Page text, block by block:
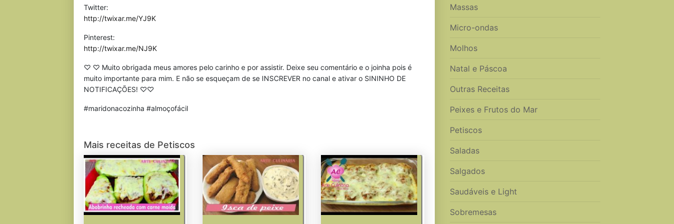
Twitter:
http://twixar.me/YJ9K
Pinterest:
http://twixar.me/NJ9K
♡ ♡ Muito obrigada meus amores pelo carinho e por assistir. Deixe seu comentário e o joinha pois é
muito importante para mim. E não se esqueçam de se INSCREVER no canal e ativar o SININHO DE
NOTIFICAÇÕES! ♡♡
#maridonacozinha #almoçofácil
Mais receitas de Petiscos
Massas
Micro-ondas
Molhos
Natal e Páscoa
Outras Receitas
Peixes e Frutos do Mar
Petiscos
Saladas
Salgados
Saudáveis e Light
Sobremesas